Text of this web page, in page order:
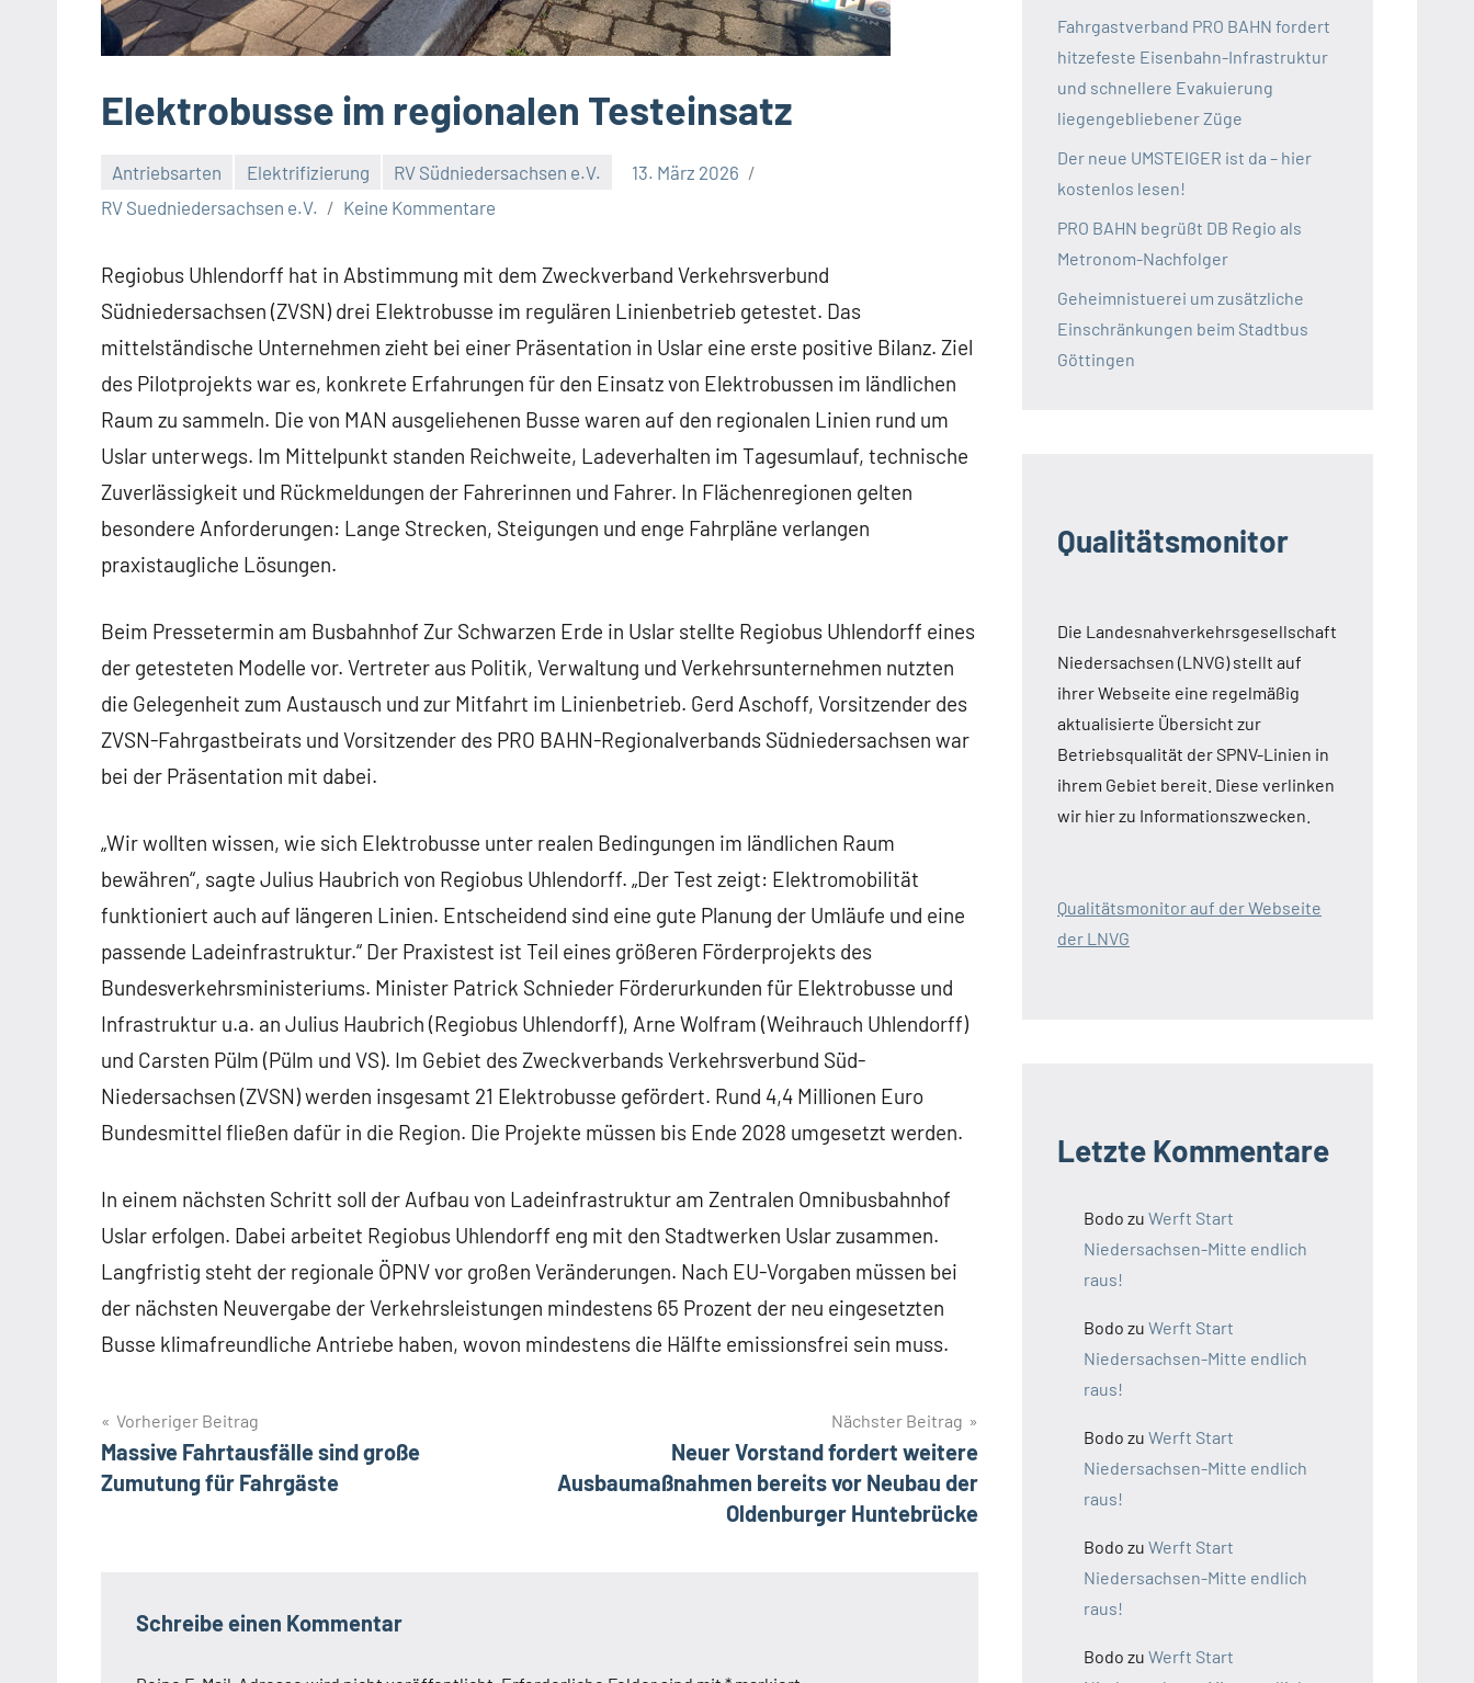
Elektrobusse im regionalen Testeinsatz
Antriebsarten Elektrifizierung RV Südniedersachsen e.V.
13. März 2026
RV Suedniedersachsen e.V.
Keine Kommentare
Regiobus Uhlendorff hat in Abstimmung mit dem Zweckverband Verkehrsverbund
Südniedersachsen (ZVSN) drei Elektrobusse im regulären Linienbetrieb getestet. Das
mittelständische Unternehmen zieht bei einer Präsentation in Uslar eine erste positive Bilanz. Ziel
des Pilotprojekts war es, konkrete Erfahrungen für den Einsatz von Elektrobussen im ländlichen
Raum zu sammeln. Die von MAN ausgeliehenen Busse waren auf den regionalen Linien rund um
Uslar unterwegs. Im Mittelpunkt standen Reichweite, Ladeverhalten im Tagesumlauf, technische
Zuverlässigkeit und Rückmeldungen der Fahrerinnen und Fahrer. In Flächenregionen gelten
besondere Anforderungen: Lange Strecken, Steigungen und enge Fahrpläne verlangen
praxistaugliche Lösungen.
Beim Pressetermin am Busbahnhof Zur Schwarzen Erde in Uslar stellte Regiobus Uhlendorff eines
der getesteten Modelle vor. Vertreter aus Politik, Verwaltung und Verkehrsunternehmen nutzten
die Gelegenheit zum Austausch und zur Mitfahrt im Linienbetrieb. Gerd Aschoff, Vorsitzender des
ZVSN-Fahrgastbeirats und Vorsitzender des PRO BAHN-Regionalverbands Südniedersachsen war
bei der Präsentation mit dabei.
„Wir wollten wissen, wie sich Elektrobusse unter realen Bedingungen im ländlichen Raum
bewähren“, sagte Julius Haubrich von Regiobus Uhlendorff. „Der Test zeigt: Elektromobilität
funktioniert auch auf längeren Linien. Entscheidend sind eine gute Planung der Umläufe und eine
passende Ladeinfrastruktur.“ Der Praxistest ist Teil eines größeren Förderprojekts des
Bundesverkehrsministeriums. Minister Patrick Schnieder Förderurkunden für Elektrobusse und
Infrastruktur u.a. an Julius Haubrich (Regiobus Uhlendorff), Arne Wolfram (Weihrauch Uhlendorff)
und Carsten Pülm (Pülm und VS). Im Gebiet des Zweckverbands Verkehrsverbund Süd-
Niedersachsen (ZVSN) werden insgesamt 21 Elektrobusse gefördert. Rund 4,4 Millionen Euro
Bundesmittel fließen dafür in die Region. Die Projekte müssen bis Ende 2028 umgesetzt werden.
In einem nächsten Schritt soll der Aufbau von Ladeinfrastruktur am Zentralen Omnibusbahnhof
Uslar erfolgen. Dabei arbeitet Regiobus Uhlendorff eng mit den Stadtwerken Uslar zusammen.
Langfristig steht der regionale ÖPNV vor großen Veränderungen. Nach EU-Vorgaben müssen bei
der nächsten Neuvergabe der Verkehrsleistungen mindestens 65 Prozent der neu eingesetzten
Busse klimafreundliche Antriebe haben, wovon mindestens die Hälfte emissionsfrei sein muss.
Beitragsnavigation
Vorheriger Beitrag
Massive Fahrtausfälle sind große
Zumutung für Fahrgäste
Nächster Beitrag
Neuer Vorstand fordert weitere
Ausbaumaßnahmen bereits vor Neubau der
Oldenburger Huntebrücke
Schreibe einen Kommentar
Fahrgastverband PRO BAHN fordert
hitzefeste Eisenbahn-Infrastruktur
und schnellere Evakuierung
liegengebliebener Züge
Der neue UMSTEIGER ist da – hier
kostenlos lesen!
PRO BAHN begrüßt DB Regio als
Metronom-Nachfolger
Geheimnistuerei um zusätzliche
Einschränkungen beim Stadtbus
Göttingen
Qualitätsmonitor
Die Landesnahverkehrsgesellschaft
Niedersachsen (LNVG) stellt auf
ihrer Webseite eine regelmäßig
aktualisierte Übersicht zur
Betriebsqualität der SPNV-Linien in
ihrem Gebiet bereit. Diese verlinken
wir hier zu Informationszwecken.
Qualitätsmonitor auf der Webseite
der LNVG
Letzte Kommentare
Bodo zu Werft Start
Niedersachsen-Mitte endlich
raus!
Bodo zu Werft Start
Niedersachsen-Mitte endlich
raus!
Bodo zu Werft Start
Niedersachsen-Mitte endlich
raus!
Bodo zu Werft Start
Niedersachsen-Mitte endlich
raus!
Bodo zu Werft Start